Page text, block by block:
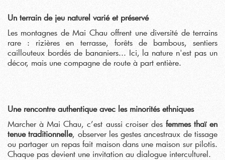
Un terrain de jeu naturel varié et préservé
Les montagnes de Mai Chau offrent une diversité de terrains
rare : rizières en terrasse, forêts de bambous, sentiers
caillouteux bordés de bananiers... Ici, la nature n'est pas un
décor, mais une compagne de route à part entière.
Une rencontre authentique avec les minorités ethniques
Marcher à Mai Chau, c’est aussi croiser des femmes thaï en
tenue traditionnelle, observer les gestes ancestraux de tissage
ou partager un repas fait maison dans une maison sur pilotis.
Chaque pas devient une invitation au dialogue interculturel.